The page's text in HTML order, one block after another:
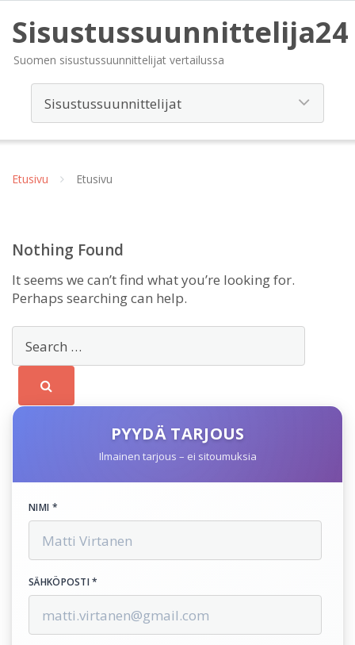
Sisustussuunnittelija24
Suomen sisustussuunnittelijat vertailussa
Etusivu Etusivu
Nothing Found
It seems we can’t find what you’re looking for.
Perhaps searching can help.
PYYDÄ TARJOUS
Ilmainen tarjous – ei sitoumuksia
NIMI *
SÄHKÖPOSTI *